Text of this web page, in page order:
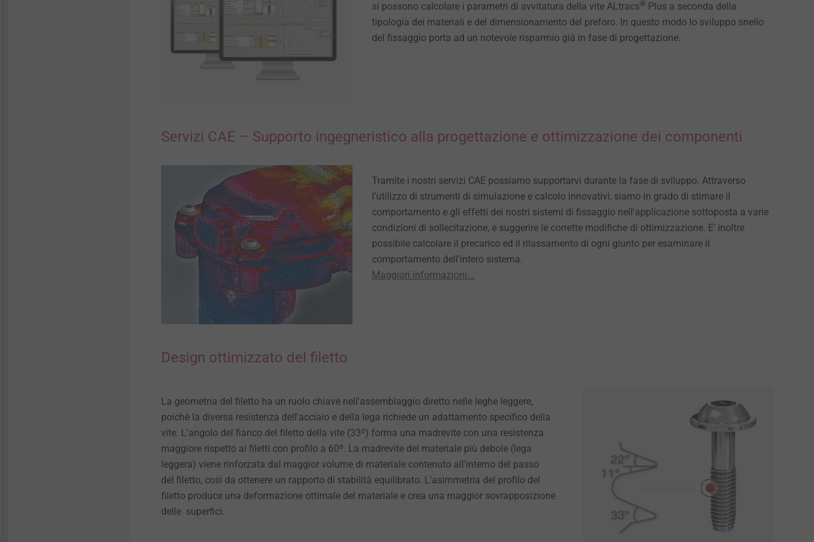
si possono calcolare i parametri di avvitatura della vite ALtracs®Plus a seconda della
tipologia dei materiali e del dimensionamento del preforo. In questo modo lo sviluppo snello
del fissaggio porta ad un notevole risparmio già in fase di progettazione.
Servizi CAE – Supporto ingegneristico alla progettazione e ottimizzazione dei componenti
Tramite i nostri servizi CAE possiamo supportarvi durante la fase di sviluppo. Attraverso
l’utilizzo di strumenti di simulazione e calcolo innovativi, siamo in grado di stimare il
comportamento e gli effetti dei nostri sistemi di fissaggio nell'applicazione sottoposta a varie
condizioni di sollecitazione, e suggerire le corrette modifiche di ottimizzazione. E’ inoltre
possibile calcolare il precarico ed il rilassamento di ogni giunto per esaminare il
comportamento dell'intero sistema.
Maggiori informazioni...
Design ottimizzato del filetto
La geometria del filetto ha un ruolo chiave nell'assemblaggio diretto nelle leghe leggere,
poiché la diversa resistenza dell'acciaio e della lega richiede un adattamento specifico della
vite. L'angolo del fianco del filetto della vite (33º) forma una madrevite con una resistenza
maggiore rispetto ai filetti con profilo a 60º. La madrevite del materiale più debole (lega
leggera) viene rinforzata dal maggior volume di materiale contenuto all'interno del passo
del filetto, così da ottenere un rapporto di stabilità equilibrato. L'asimmetria del profilo del
filetto produce una deformazione ottimale del materiale e crea una maggior sovrapposizione
delle superfici.